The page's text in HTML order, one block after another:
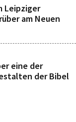
Leipziger
am Neuen
eine der
der Bibel